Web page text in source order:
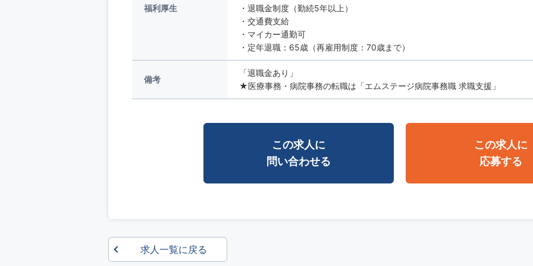
福利厚生
・退職金制度（勤続5年以上）
・交通費支給
・マイカー通勤可
・定年退職：65歳（再雇用制度：70歳まで）
備考
「退職金あり」
★医療事務・病院事務の転職は「エムステージ病院事務職 求職支援」
この求人に
問い合わせる
この求人に
応募する
求人一覧に戻る